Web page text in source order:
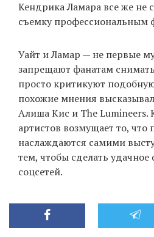
Кендрика Ламара все же не
съемку профессиональным
Уайт и Ламар — не первые
запрещают фанатам
просто критикуют
похожие мнения
Алиша Кис и The Lumineers.
артистов возмущает то, что
наслаждаются самими
тем, чтобы сделать
соцсетей.